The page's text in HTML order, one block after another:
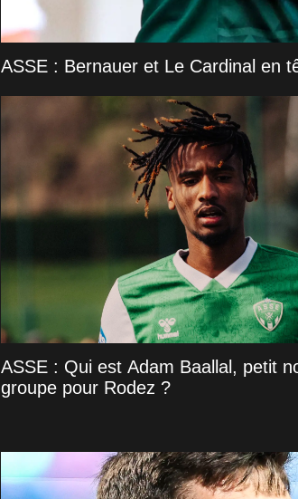
ASSE : Bernauer et Le Cardinal en
ASSE : Qui est Adam Baallal, petit
groupe pour Rodez ?